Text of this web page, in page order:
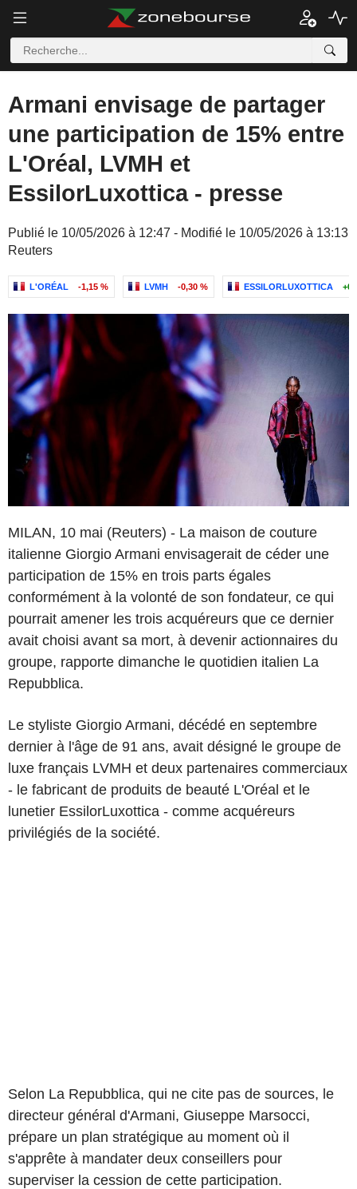
Armani envisage de partager
une participation de 15% entre
L'Oréal, LVMH et
EssilorLuxottica - presse
Publié le 10/05/2026 à 12:47 - Modifié le 10/05/2026 à 13:13
Reuters
L'ORÉAL -1,15 % LVMH -0,30 % ESSILORLUXOTTICA
MILAN, 10 mai (Reuters) - La maison de couture
italienne Giorgio Armani envisagerait de céder une
participation de 15% en trois parts égales
conformément à la volonté de son fondateur, ce qui
pourrait amener les trois acquéreurs que ce dernier
avait choisi avant sa mort, à devenir actionnaires du
groupe, rapporte dimanche le quotidien italien La
Repubblica.
Le styliste Giorgio Armani, décédé en septembre
dernier à l'âge de 91 ans, avait désigné le groupe de
luxe français LVMH et deux partenaires commerciaux
- le fabricant de produits de beauté L'Oréal et le
lunetier EssilorLuxottica - comme acquéreurs
privilégiés de la société.
Selon La Repubblica, qui ne cite pas de sources, le
directeur général d'Armani, Giuseppe Marsocci,
prépare un plan stratégique au moment où il
s'apprête à mandater deux conseillers pour
superviser la cession de cette participation.